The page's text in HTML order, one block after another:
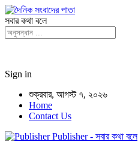
সবার কথা বলে
Sign in
শুক্রবার, আগস্ট ৭, ২০২৬
Home
Contact Us
Publisher - সবার কথা বলে